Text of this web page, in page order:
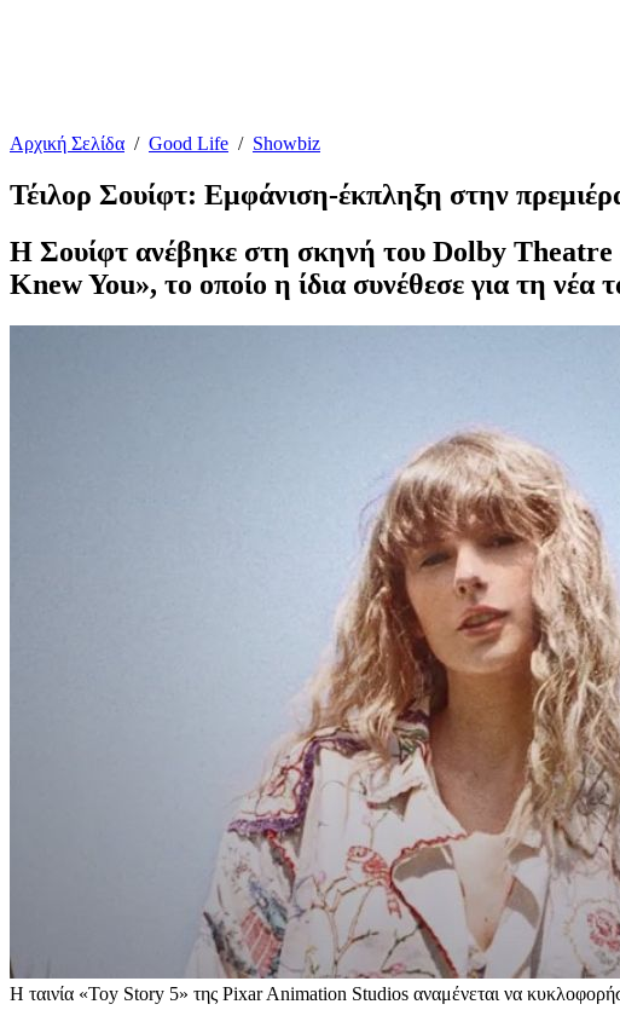
Αρχική Σελίδα / Good Life / Showbiz
Τέιλορ Σουίφτ: Εμφάνιση-έκπληξη στην
Η Σουίφτ ανέβηκε στη σκηνή του Dolby
Knew You», το οποίο η ίδια συνέθεσε για τη νέα
Η ταινία «Toy Story 5» της Pixar Animation Studios αναμένεται να